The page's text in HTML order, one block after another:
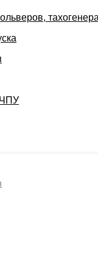
ЧПУ